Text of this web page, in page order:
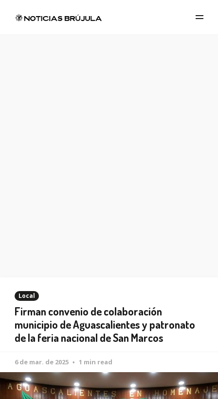
Local
Firman convenio de colaboración
municipio de Aguascalientes y patronato
de la feria nacional de San Marcos
6 de mar. de 2025 1 min read